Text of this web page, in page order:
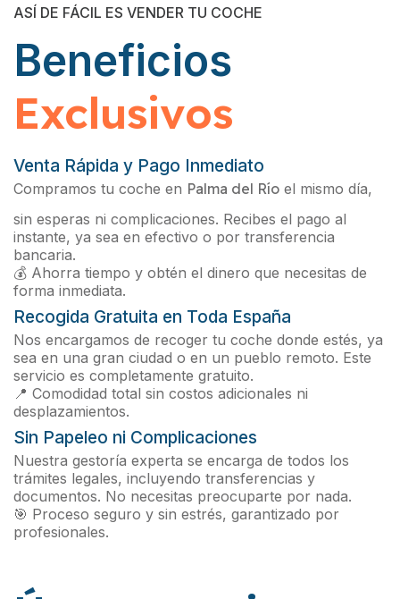
ASÍ DE FÁCIL ES VENDER TU COCHE
Beneficios
Exclusivos
Venta Rápida y Pago Inmediato
Compramos tu coche en Palma del Río el mismo día,
sin esperas ni complicaciones. Recibes el pago al
instante, ya sea en efectivo o por transferencia
bancaria.
💰 Ahorra tiempo y obtén el dinero que necesitas de
forma inmediata.
Recogida Gratuita en Toda España
Nos encargamos de recoger tu coche donde estés, ya
sea en una gran ciudad o en un pueblo remoto. Este
servicio es completamente gratuito.
📍 Comodidad total sin costos adicionales ni
desplazamientos.
Sin Papeleo ni Complicaciones
Nuestra gestoría experta se encarga de todos los
trámites legales, incluyendo transferencias y
documentos. No necesitas preocuparte por nada.
🎯 Proceso seguro y sin estrés, garantizado por
profesionales.